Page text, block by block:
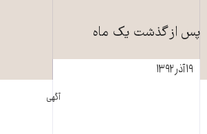
پس از گذشت يک ماه
۱۹ آذر ۱۳۹۲
آگهی